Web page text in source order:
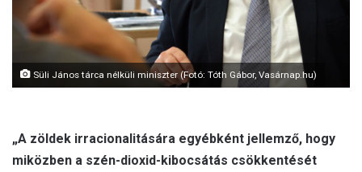
Süli János tárca nélküli miniszter (Fotó: Tóth Gábor, Vasárnap.hu)
„A zöldek irracionalitására egyébként jellemző, hogy
miközben a szén-dioxid-kibocsátás csökkentését